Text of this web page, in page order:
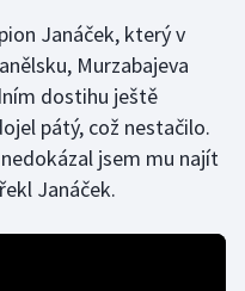
Janáček, který v
Murzabajeva
dostihu ještě
pátý, což nestačilo.
jsem mu najít
Janáček.